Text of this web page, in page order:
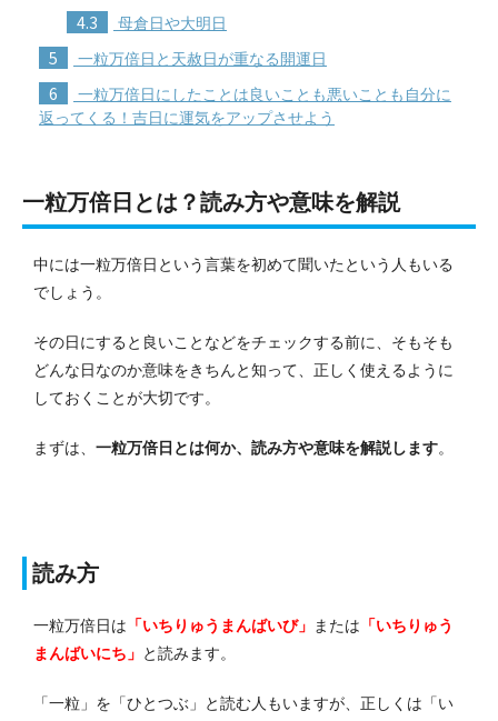
4.3 母倉日や大明日
5 一粒万倍日と天赦日が重なる開運日
6
一粒万倍日にしたことは良いことも悪いことも自分に
返ってくる！吉日に運気をアップさせよう
一粒万倍日とは？読み方や意味を解説
中には一粒万倍日という言葉を初めて聞いたという人もいる
でしょう。
その日にすると良いことなどをチェックする前に、そもそも
どんな日なのか意味をきちんと知って、正しく使えるように
しておくことが大切です。
まずは、 一粒万倍日とは何か、読み方や意味を解説します。
読み方
一粒万倍日は 「いちりゅうまんばいび」 または 「いちりゅう
まんばいにち」 と読みます。
「一粒」を「ひとつぶ」と読む人もいますが、正しくは「い